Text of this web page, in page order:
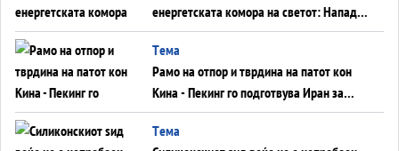
енергетската комора на светот: Нападот
во Суец најавува глобален енергетски
инфаркт?
Tема
Рамо на отпор и тврдина на патот кон
Кина - Пекинг го подготвува Иран за
американска копнена инвазија
Tема